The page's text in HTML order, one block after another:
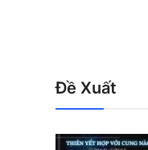
Đề Xuất